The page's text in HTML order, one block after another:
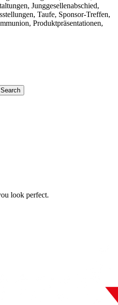
Junggesellenabschied,
Taufe, Sponsor-Treffen,
Produktpräsentationen,
look perfect.